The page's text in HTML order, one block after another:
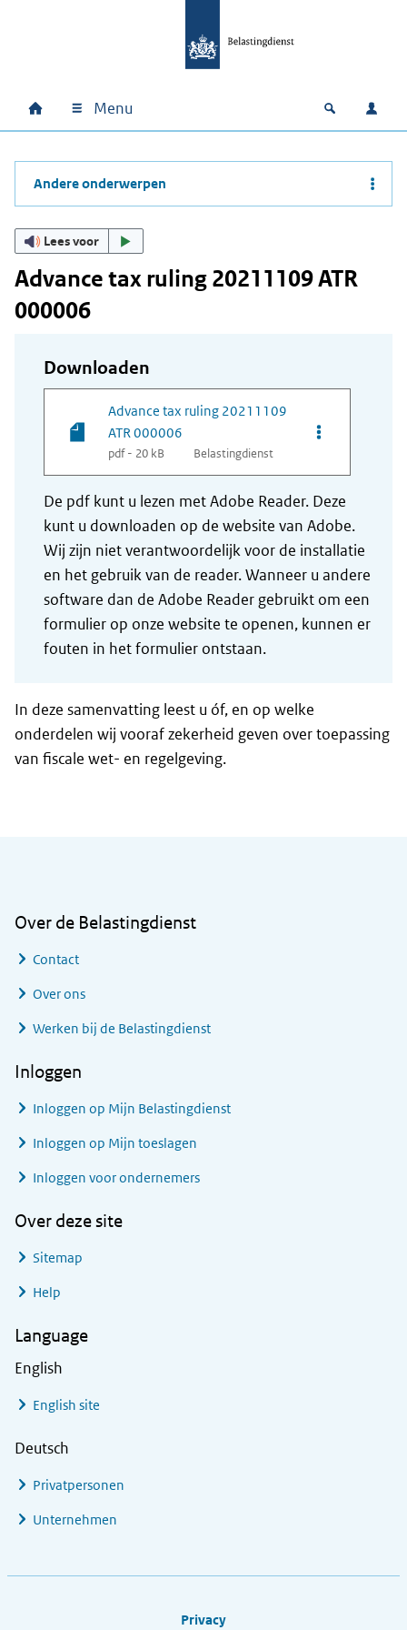
Hoofdnavigatie
Home Menu Open
Andere onderwerpen
Lees voor
Advance tax ruling 20211109 ATR
000006
Downloaden
Advance tax ruling 20211109
ATR 000006
pdf - 20 kB Belastingdienst
Opties van
De pdf kunt u lezen met Adobe Reader. Deze
kunt u downloaden op de website van Adobe.
Wij zijn niet verantwoordelijk voor de installatie
en het gebruik van de reader. Wanneer u andere
software dan de Adobe Reader gebruikt om een
formulier op onze website te openen, kunnen er
fouten in het formulier ontstaan.
In deze samenvatting leest u óf, en op welke
onderdelen wij vooraf zekerheid geven over toepassing
van fiscale wet- en regelgeving.
Over de Belastingdienst
Contact
Over ons
Werken bij de Belastingdienst
Inloggen
Inloggen op Mijn Belastingdienst
Inloggen op Mijn toeslagen
Inloggen voor ondernemers
Over deze site
Sitemap
Help
Language
English
English site
Deutsch
Privatpersonen
Unternehmen
Privacy